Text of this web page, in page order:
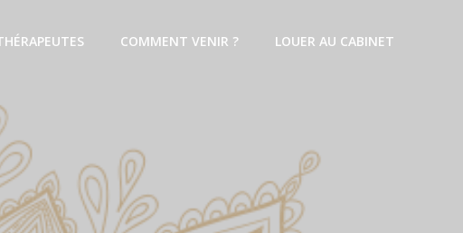
COMMENT VENIR ? LOUER AU CABINET